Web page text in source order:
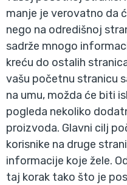
manje je verovatno da
nego na odredišnoj
sadrže mnogo
kreću do ostalih
vašu početnu stranicu
na umu, možda će biti
pogleda nekoliko
proizvoda. Glavni cilj
korisnike na druge
informacije koje žele.
taj korak tako što je